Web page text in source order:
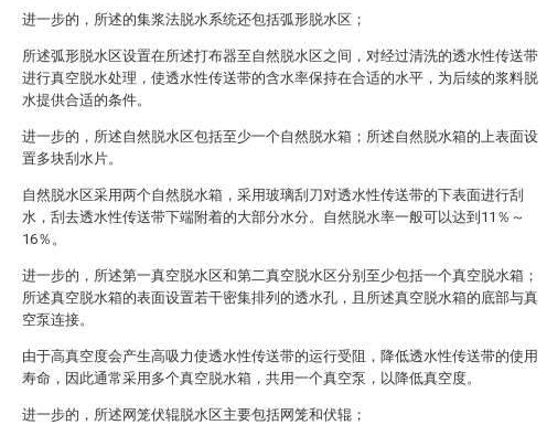
进一步的，所述的集浆法脱水系统还包括弧形脱水区；
所述弧形脱水区设置在所述打布器至自然脱水区之间，对经过清洗的透水性传送带
进行真空脱水处理，使透水性传送带的含水率保持在合适的水平，为后续的浆料脱
水提供合适的条件。
进一步的，所述自然脱水区包括至少一个自然脱水箱；所述自然脱水箱的上表面设
置多块刮水片。
自然脱水区采用两个自然脱水箱，采用玻璃刮刀对透水性传送带的下表面进行刮
水，刮去透水性传送带下端附着的大部分水分。自然脱水率一般可以达到11％～
16％。
进一步的，所述第一真空脱水区和第二真空脱水区分别至少包括一个真空脱水箱；
所述真空脱水箱的表面设置若干密集排列的透水孔，且所述真空脱水箱的底部与真
空泵连接。
由于高真空度会产生高吸力使透水性传送带的运行受阻，降低透水性传送带的使用
寿命，因此通常采用多个真空脱水箱，共用一个真空泵，以降低真空度。
进一步的，所述网笼伏辊脱水区主要包括网笼和伏辊；